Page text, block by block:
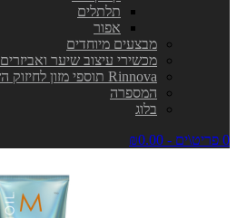
תלתלים
אפור
מבצעים מיוחדים
מכשירי עיצוב שיער ואביזרים
Rinnova תוספי מזון לחיזוק השיער
המספרה
בלוג
0 פריט\ים - ₪0.00